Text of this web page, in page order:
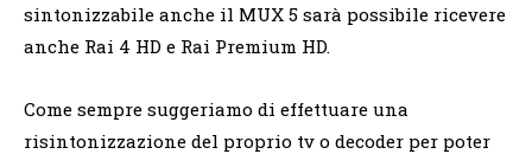
sintonizzabile anche il MUX 5 sarà possibile ricevere
anche Rai 4 HD e Rai Premium HD.
Come sempre suggeriamo di effettuare una
risintonizzazione del proprio tv o decoder per poter